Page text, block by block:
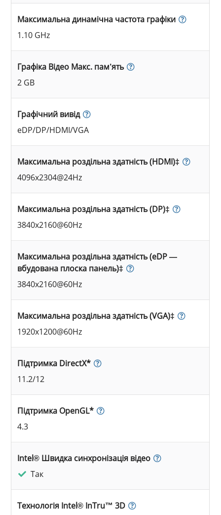
Максимальна динамічна частота графіки
1.10 GHz
Графіка Відео Макс. пам’ять
2 GB
Графічний вивід
eDP/DP/HDMI/VGA
Максимальна роздільна здатність (HDMI)‡
4096x2304@24Hz
Максимальна роздільна здатність (DP)‡
3840x2160@60Hz
Максимальна роздільна здатність (eDP —
вбудована плоска панель)‡
3840x2160@60Hz
Максимальна роздільна здатність (VGA)‡
1920x1200@60Hz
Підтримка DirectX*
11.2/12
Підтримка OpenGL*
4.3
Intel® Швидка синхронізація відео
Так
Технологія Intel® InTru™ 3D